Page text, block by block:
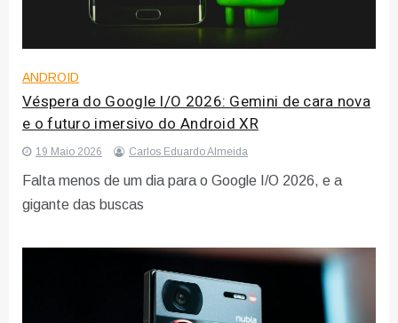
ANDROID
Véspera do Google I/O 2026: Gemini de cara nova
e o futuro imersivo do Android XR
19 Maio 2026 Carlos Eduardo Almeida
Falta menos de um dia para o Google I/O 2026, e a
gigante das buscas